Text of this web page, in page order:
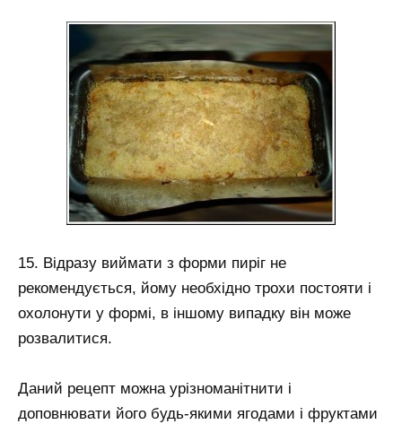
15. Відразу виймати з форми пиріг не
рекомендується, йому необхідно трохи постояти і
охолонути у формі, в іншому випадку він може
розвалитися.
Даний рецепт можна урізноманітнити і
доповнювати його будь-якими ягодами і фруктами